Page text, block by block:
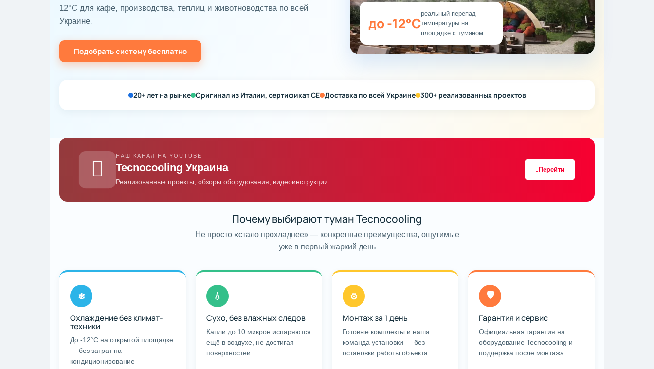
12°C для кафе, производства, теплиц и животноводства по всей
Украине.
Подобрать систему бесплатно
до -12°C
реальный перепад
температуры на
площадке с туманом
20+ лет на рынке Оригинал из Италии, сертификат CE Доставка по всей Украине 300+ реализованных проектов
НАШ КАНАЛ НА YOUTUBE
Tecnocooling Украина
Реализованные проекты, обзоры оборудования, видеоинструкции
Перейти
Почему выбирают туман Tecnocooling
Не просто «стало прохладнее» — конкретные преимущества, ощутимые
уже в первый жаркий день
❄
Охлаждение без климат-
техники
До -12°C на открытой площадке
— без затрат на
кондиционирование
💧
Сухо, без влажных следов
Капли до 10 микрон испаряются
ещё в воздухе, не достигая
поверхностей
⚙
Монтаж за 1 день
Готовые комплекты и наша
команда установки — без
остановки работы объекта
🛡
Гарантия и сервис
Официальная гарантия на
оборудование Tecnocooling и
поддержка после монтажа